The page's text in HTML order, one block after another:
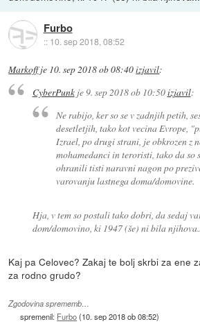
Furbo
:: 10. sep 2018, 08:52
Markoffje 10. sep 2018 ob 08:40izjavil:
CyberPunkje9. sep 2018 ob 10:50izjavil:
Ne rabijo, ker so se v zadnjih petih,
desetletjih, tako kot vecina Evrope,
Izrael, po drugi strani, je obkrozen z
mohamedanci in teroristi, tako da so
ohranili tisti naravni nagon po
varovanju lastnega doma/domovine.
Hja, v tem so postali tako dobri, da sedaj
dom/domovino, ki 1947 (še) ni bila
Kaj pa Celovec? Zakaj te bolj skrbi za ene
za rodno grudo?
Zgodovina sprememb…
spremenil: Furbo(10. sep 2018 ob 08:52)